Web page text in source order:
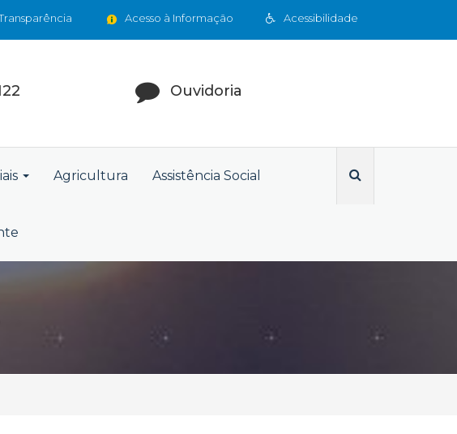
Acessibilidade
Acesso à Informação
Ouvidoria
Agricultura Assistência Social